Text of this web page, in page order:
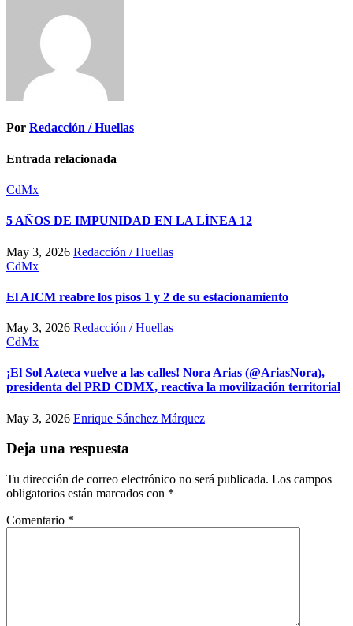
Por Redacción / Huellas
Entrada relacionada
CdMx
5 AÑOS DE IMPUNIDAD EN LA LÍNEA 12
May 3, 2026 Redacción / Huellas
CdMx
El AICM reabre los pisos 1 y 2 de su estacionamiento
May 3, 2026 Redacción / Huellas
CdMx
¡El Sol Azteca vuelve a las calles! Nora Arias (@AriasNora),
presidenta del PRD CDMX, reactiva la movilización territorial
May 3, 2026 Enrique Sánchez Márquez
Deja una respuesta
Tu dirección de correo electrónico no será publicada. Los campos
obligatorios están marcados con *
Comentario *